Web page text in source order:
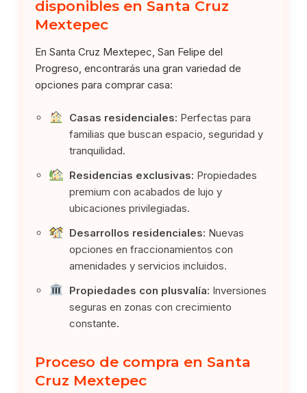
disponibles en Santa Cruz
Mextepec
En Santa Cruz Mextepec, San Felipe del
Progreso, encontrarás una gran variedad de
opciones para comprar casa:
Casas residenciales: Perfectas para
familias que buscan espacio, seguridad y
tranquilidad.
Residencias exclusivas: Propiedades
premium con acabados de lujo y
ubicaciones privilegiadas.
Desarrollos residenciales: Nuevas
opciones en fraccionamientos con
amenidades y servicios incluidos.
Propiedades con plusvalía: Inversiones
seguras en zonas con crecimiento
constante.
Proceso de compra en Santa
Cruz Mextepec